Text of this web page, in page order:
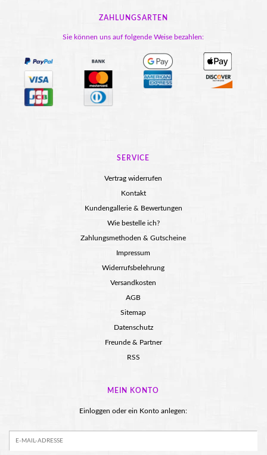
ZAHLUNGSARTEN
Sie können uns auf folgende Weise bezahlen:
SERVICE
Vertrag widerrufen
Kontakt
Kundengallerie & Bewertungen
Wie bestelle ich?
Zahlungsmethoden & Gutscheine
Impressum
Widerrufsbelehrung
Versandkosten
AGB
Sitemap
Datenschutz
Freunde & Partner
RSS
MEIN KONTO
Einloggen oder ein Konto anlegen: